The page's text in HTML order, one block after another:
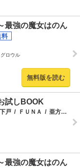
最強の魔女はのん
ロウル
無料版を読む
試しBOOK
戸 / ＦＵＮＡ / 亜方逸樹
最強の魔女はのん